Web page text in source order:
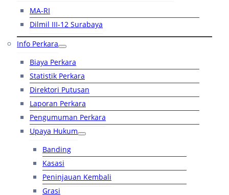
MA-RI
Dilmil III-12 Surabaya
Info Perkara
Biaya Perkara
Statistik Perkara
Direktori Putusan
Laporan Perkara
Pengumuman Perkara
Upaya Hukum
Banding
Kasasi
Peninjauan Kembali
Grasi